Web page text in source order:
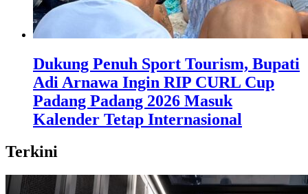
Dukung Penuh Sport Tourism, Bupati
Adi Arnawa Ingin RIP CURL Cup
Padang Padang 2026 Masuk
Kalender Tetap Internasional
Terkini